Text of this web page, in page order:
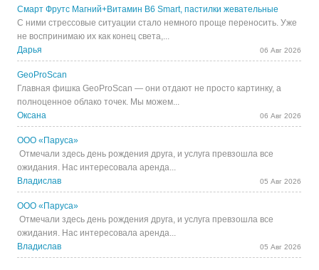
Смарт Фрутс Магний+Витамин В6 Smart, пастилки жевательные
С ними стрессовые ситуации стало немного проще переносить. Уже
не воспринимаю их как конец света,...
Дарья
06 Авг 2026
GeoProScan
Главная фишка GeoProScan — они отдают не просто картинку, а
полноценное облако точек. Мы можем...
Оксана
06 Авг 2026
ООО «Паруса»
Отмечали здесь день рождения друга, и услуга превзошла все
ожидания. Нас интересовала аренда...
Владислав
05 Авг 2026
ООО «Паруса»
Отмечали здесь день рождения друга, и услуга превзошла все
ожидания. Нас интересовала аренда...
Владислав
05 Авг 2026